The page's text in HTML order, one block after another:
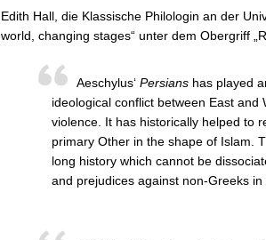
Edith Hall, die Klassische Philologin an der
world, changing stages“ unter dem Obergriff
Aeschylus‘ Persians has played
ideological conflict between East
violence. It has historically helped to
primary Other in the shape of Islam.
long history which cannot be
and prejudices against non-Greeks in